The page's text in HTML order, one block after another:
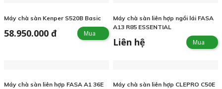
Máy chà sàn Kenper S520B Basic
58.950.000 đ Mua
Máy chà sàn liên hợp ngồi lái FASA
A13 R85 ESSENTIAL
Liên hệ Mua
Máy chà sàn liên hợp FASA A1 36E Máy chà sàn liên hợp CLEPRO C50E